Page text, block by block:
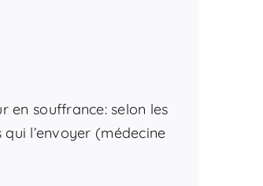
en souffrance: selon les
l’envoyer (médecine